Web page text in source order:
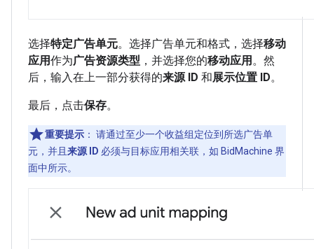
选择特定广告单元。选择广告单元和格式，选择移动
应用作为广告资源类型 ，并选择您的移动应用 。然
后，输入在上一部分获得的来源 ID 和展示位置 ID。
最后，点击保存。
重要提示 ： 请通过至少一个收益组定位到所选广告单
元，并且 来源 ID 必须与目标应用相关联，如 BidMachine 界
面中所示。